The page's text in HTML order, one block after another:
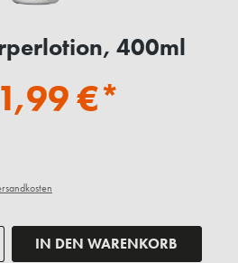
400ml
€*
IN DEN WARENKORB